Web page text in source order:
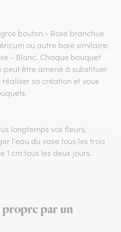
bouton - Rose branchue
ou autre baie similaire.
- Blanc. Chaque bouquet
peut être amené à substituer
sa création et vous
longtemps vos fleurs,
l'eau du vase tous les trois
1 cm tous les deux jours.
par un